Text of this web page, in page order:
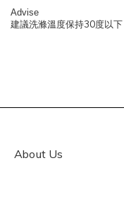
Advise
建議洗滌溫度保持30度以下
About Us